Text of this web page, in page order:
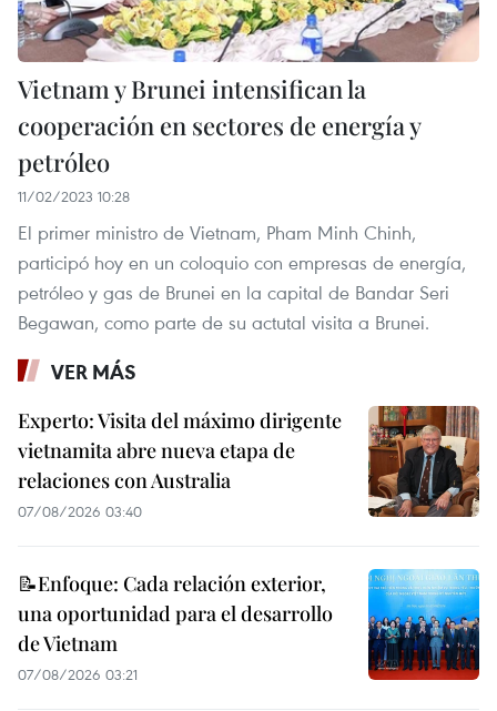
Vietnam y Brunei intensifican la
cooperación en sectores de energía y
petróleo
11/02/2023 10:28
El primer ministro de Vietnam, Pham Minh Chinh,
participó hoy en un coloquio con empresas de energía,
petróleo y gas de Brunei en la capital de Bandar Seri
Begawan, como parte de su actutal visita a Brunei.
VER MÁS
Experto: Visita del máximo dirigente
vietnamita abre nueva etapa de
relaciones con Australia
07/08/2026 03:40
📝Enfoque: Cada relación exterior,
una oportunidad para el desarrollo
de Vietnam
07/08/2026 03:21